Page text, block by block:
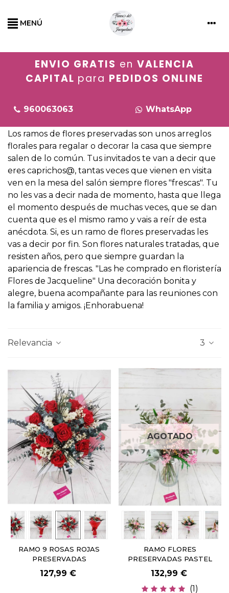
MENÚ
ENVIO GRATIS en VALENCIA
CAPITAL para PEDIDOS ONLINE
960063063 WhatsApp
Los ramos de flores preservadas son unos arreglos
florales para regalar o decorar la casa que siempre
salen de lo común. Tus invitados te van a decir que
eres caprichos@, tantas veces que vienen en visita
ven en la mesa del salón siempre flores "frescas". Tu
no les vas a decir nada de momento, hasta que llega
el momento después de muchas veces, que se dan
cuenta que es el mismo ramo y vais a reír de esta
anécdota. Si, es un ramo de flores preservadas les
vas a decir por fin. Son flores naturales tratadas, que
resisten años, pero que siempre guardan la
apariencia de frescas. "Las he comprado en floristería
Flores de Jacqueline" Una decoración bonita y
alegre, buena acompañante para las reuniones con
la familia y amigos. ¡Enhorabuena!
Relevancia 3
RAMO 9 ROSAS ROJAS
PRESERVADAS
127,99 €
AGOTADO
RAMO FLORES
PRESERVADAS PASTEL
132,99 €
(1)